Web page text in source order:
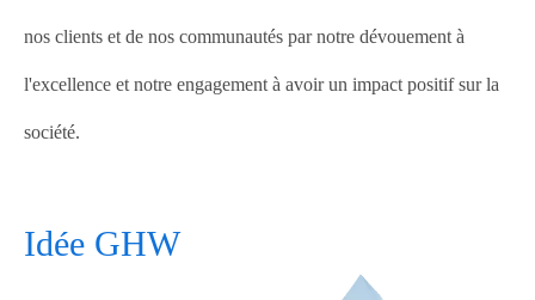
nos clients et de nos communautés par notre dévouement à
l'excellence et notre engagement à avoir un impact positif sur la
société.
Idée GHW